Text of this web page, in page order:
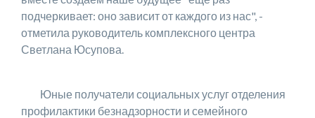
подчеркивает: оно зависит от каждого из нас", -
отметила руководитель комплексного центра
Светлана Юсупова.
Юные получатели социальных услуг отделения
профилактики безнадзорности и семейного